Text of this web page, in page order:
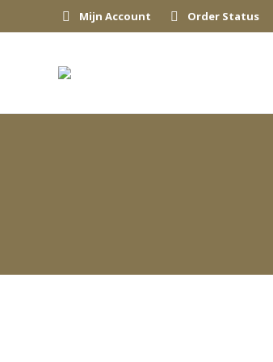
Mijn Account Order Status